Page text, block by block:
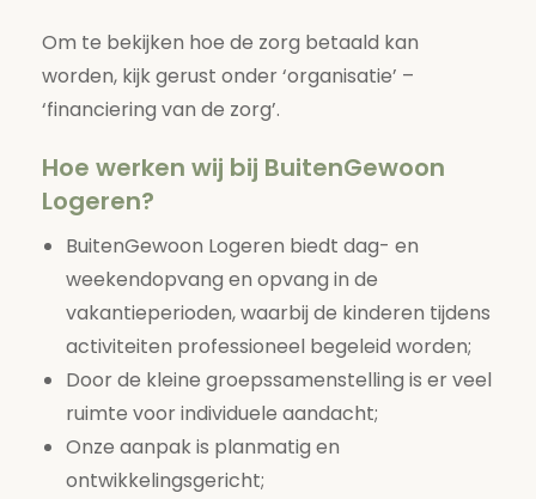
Om te bekijken hoe de zorg betaald kan
worden, kijk gerust onder ‘organisatie’ –
‘financiering van de zorg’.
Hoe werken wij bij BuitenGewoon
Logeren?
BuitenGewoon Logeren biedt dag- en
weekendopvang en opvang in de
vakantieperioden, waarbij de kinderen tijdens
activiteiten professioneel begeleid worden;
Door de kleine groepssamenstelling is er veel
ruimte voor individuele aandacht;
Onze aanpak is planmatig en
ontwikkelingsgericht;